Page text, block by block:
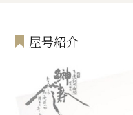
屋号紹介